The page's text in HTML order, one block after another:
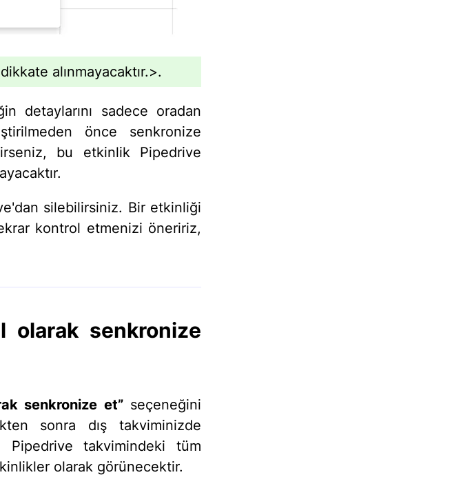
alınmayacaktır.>.
detaylarını sadece oradan
önce senkronize
bu etkinlik Pipedrive
silebilirsiniz. Bir etkinliği
kontrol etmenizi öneririz,
olarak senkronize
senkronize et”seçeneğini
sonra dış takviminizde
takvimindeki tüm
olarak görünecektir.